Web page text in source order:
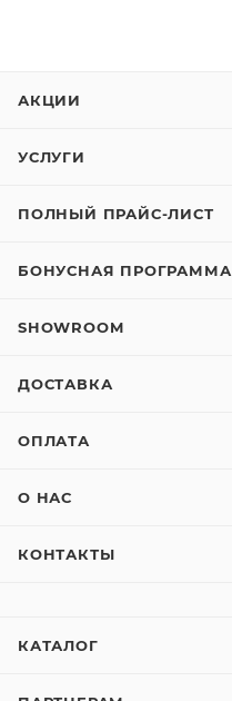
АКЦИИ
УСЛУГИ
ПОЛНЫЙ ПРАЙС-ЛИСТ
БОНУСНАЯ ПРОГРАММА
SHOWROOM
ДОСТАВКА
ОПЛАТА
О НАС
КОНТАКТЫ
КАТАЛОГ